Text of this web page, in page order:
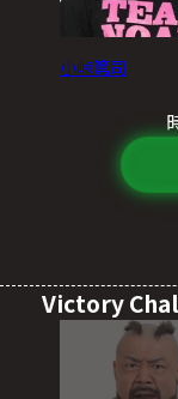
小峠篤司
Victory